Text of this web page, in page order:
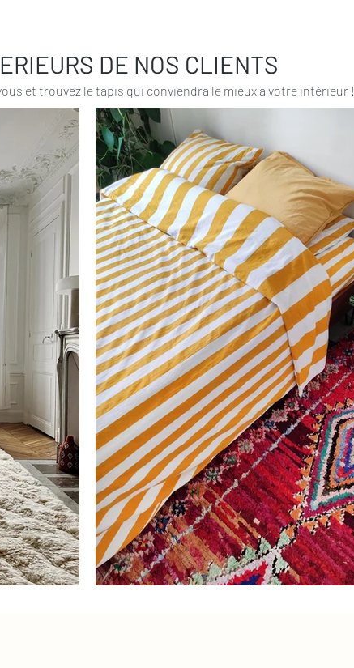
DE NOS CLIENTS
et trouvez le tapis qui conviendra le mieux à votre intérieur !